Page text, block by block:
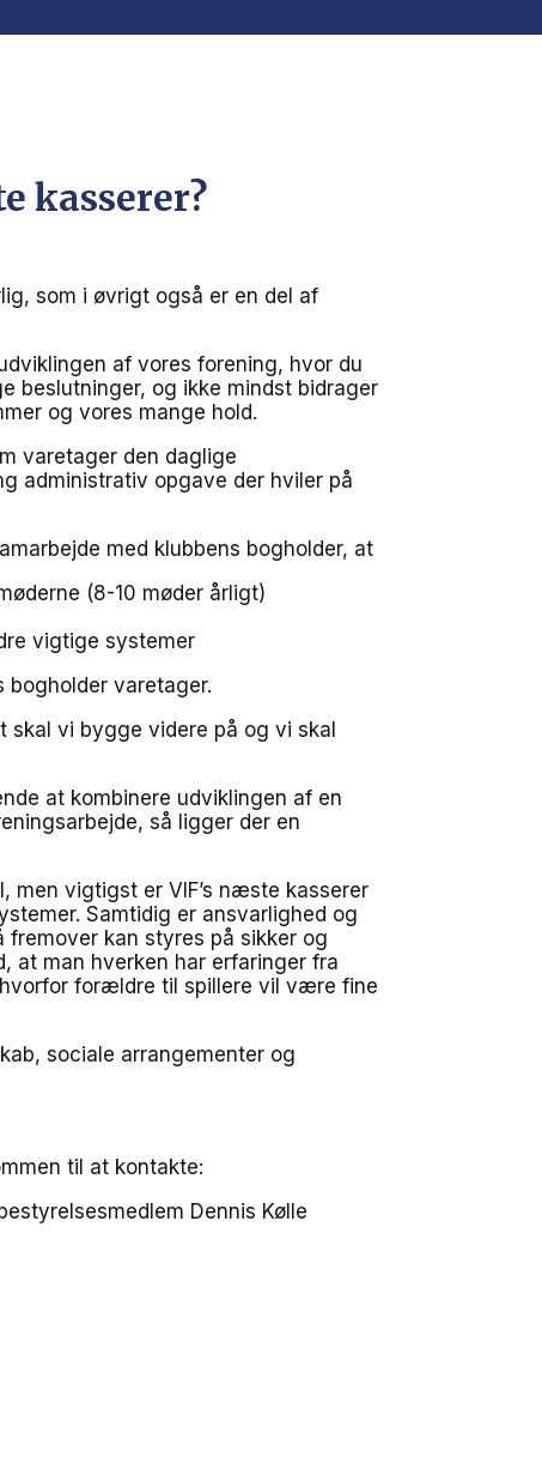
kasserer?
som i øvrigt også er en del af
af vores forening, hvor du
beslutninger, og ikke mindst bidrager
og vores mange hold.
varetager den daglige
administrativ opgave der hviler på
med klubbens bogholder, at
(8-10 møder årligt)
vigtige systemer
bogholder varetager.
skal vi bygge videre på og vi skal
at kombinere udviklingen af en
så ligger der en
men vigtigst er VIF’s næste kasserer
Samtidig er ansvarlighed og
kan styres på sikker og
at man hverken har erfaringer fra
forældre til spillere vil være fine
sociale arrangementer og
til at kontakte:
Dennis Kølle